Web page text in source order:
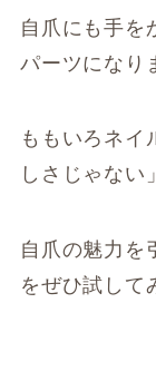
自爪にも手を
パーツになり
ももいろネイ
しさじゃない
自爪の魅力を
をぜひ試し